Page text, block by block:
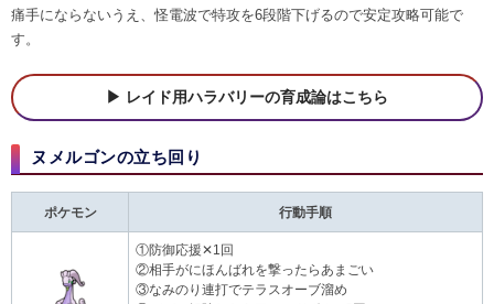
痛手にならないうえ、怪電波で特攻を6段階下げるので安定攻略可能で
す。
レイド用ハラバリーの育成論はこちら
ヌメルゴンの立ち回り
ポケモン 行動手順
①防御応援✕1回
②相手がにほんばれを撃ったらあまごい
③なみのり連打でテラスオーブ溜め